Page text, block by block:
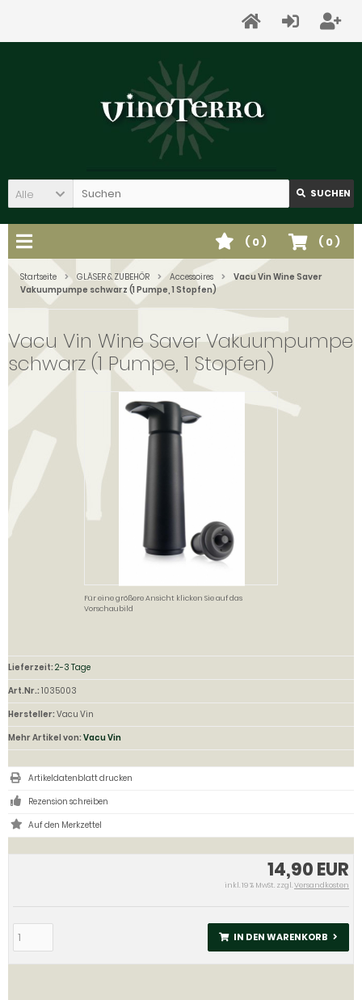
Alle SUCHEN
( 0)
( 0)
Startseite GLÄSER & ZUBEHÖR Accessoires
Vacu Vin Wine Saver
Vakuumpumpe schwarz (1 Pumpe, 1 Stopfen)
Vacu Vin Wine Saver Vakuumpumpe
schwarz (1 Pumpe, 1 Stopfen)
Für eine größere Ansicht klicken Sie auf das
Vorschaubild
14,90 EUR
inkl. 19 % MwSt. zzgl.Versandkosten
IN DEN WARENKORB
Lieferzeit: 2-3 Tage
Art.Nr.: 1035003
Hersteller: Vacu Vin
Mehr Artikel von: Vacu Vin
Artikeldatenblatt drucken
Rezension schreiben